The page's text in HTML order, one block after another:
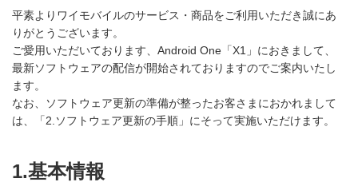
平素よりワイモバイルのサービス・商品をご利用いただき誠にあ
りがとうございます。
ご愛用いただいております、Android One「X1」におきまして、
最新ソフトウェアの配信が開始されておりますのでご案内いたし
ます。
なお、ソフトウェア更新の準備が整ったお客さまにおかれまして
は、「2.ソフトウェア更新の手順」にそって実施いただけます。
1.基本情報